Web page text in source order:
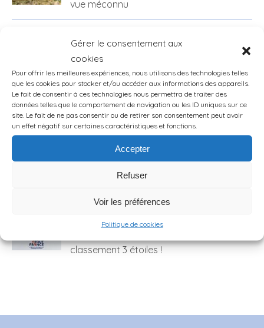
Gérer le consentement aux
cookies
Pour offrir les meilleures expériences, nous utilisons des technologies telles
que les cookies pour stocker et/ou accéder aux informations des appareils.
Le fait de consentir à ces technologies nous permettra de traiter des
données telles que le comportement de navigation ou les ID uniques sur ce
site. Le fait de ne pas consentir ou de retirer son consentement peut avoir
un effet négatif sur certaines caractéristiques et fonctions.
Accepter
Refuser
Voir les préférences
Politique de cookies
vue méconnu
08 NOV
18 2025
Octobre Rose avec les Hébergeuses
2025
classement 3 étoiles !